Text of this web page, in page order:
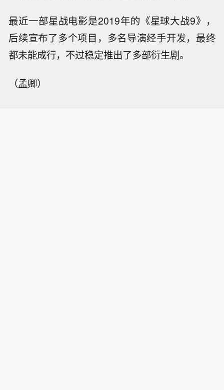
最近一部星战电影是2019年的《星球大战9》，
后续宣布了多个项目，多名导演经手开发，最终
都未能成行，不过稳定推出了多部衍生剧。
（孟卿）